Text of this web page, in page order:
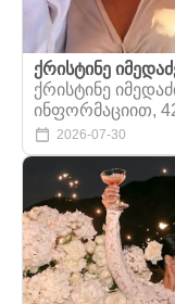
ქრისტინე
ქრისტინე
ინფორმაციით,
2026-07-30